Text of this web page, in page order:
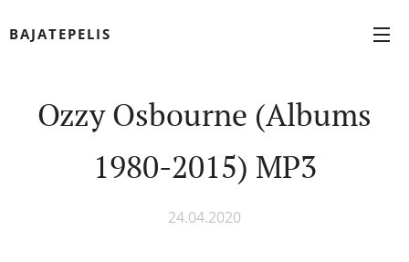
BAJATEPELIS
Ozzy Osbourne (Albums
1980-2015) MP3
24.04.2020